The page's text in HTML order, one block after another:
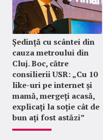
Ședință cu scântei din
cauza metroului din
Cluj. Boc, către
consilierii USR: „Cu 10
like-uri pe internet și
mamă, mergeți acasă,
explicați la soție cât de
bun ați fost astăzi”